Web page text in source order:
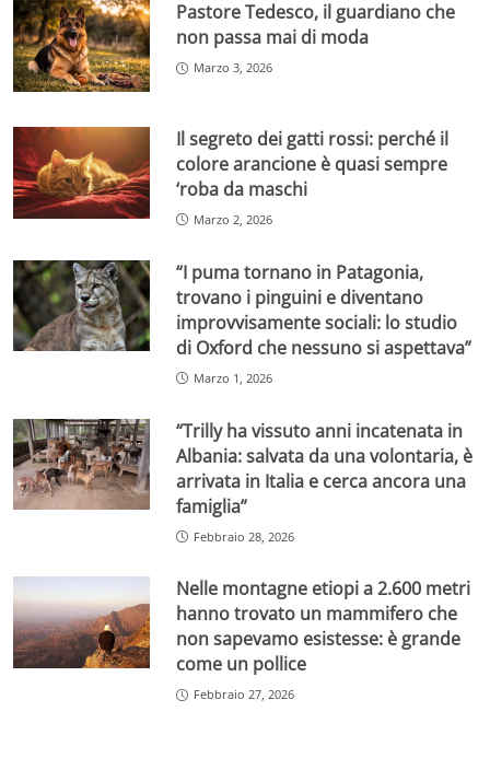
Pastore Tedesco, il guardiano che
non passa mai di moda
Marzo 3, 2026
Il segreto dei gatti rossi: perché il
colore arancione è quasi sempre
‘roba da maschi
Marzo 2, 2026
“I puma tornano in Patagonia,
trovano i pinguini e diventano
improvvisamente sociali: lo studio
di Oxford che nessuno si aspettava”
Marzo 1, 2026
“Trilly ha vissuto anni incatenata in
Albania: salvata da una volontaria, è
arrivata in Italia e cerca ancora una
famiglia”
Febbraio 28, 2026
Nelle montagne etiopi a 2.600 metri
hanno trovato un mammifero che
non sapevamo esistesse: è grande
come un pollice
Febbraio 27, 2026